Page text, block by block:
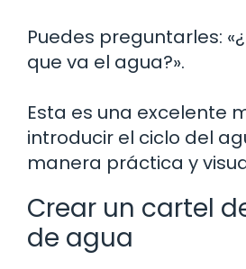
Puedes preguntarles:
que va el agua?».
Esta es una excelente
introducir el ciclo del
manera práctica y
Crear un cartel
de agua